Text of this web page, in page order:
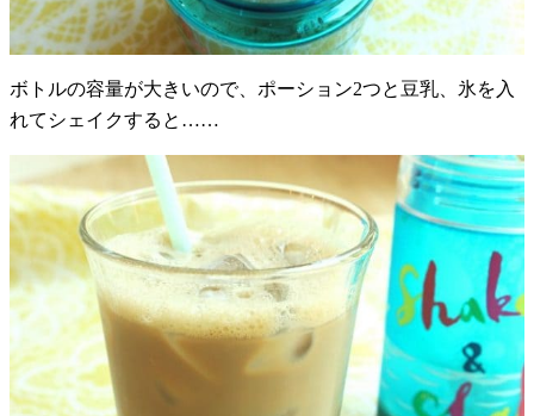
ボトルの容量が大きいので、ポーション2つと豆乳、氷を入
れてシェイクすると……